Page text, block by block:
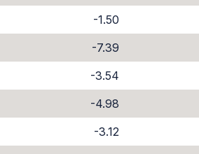
-1.50
-7.39
-3.54
-4.98
-3.12